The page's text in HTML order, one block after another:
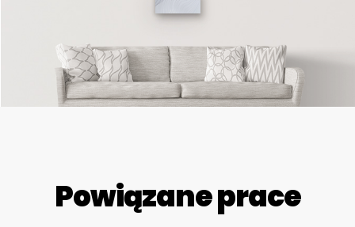
Powiązane prace